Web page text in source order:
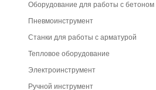
Оборудование для работы с бетоном
Пневмоинструмент
Станки для работы с арматурой
Тепловое оборудование
Электроинструмент
Ручной инструмент